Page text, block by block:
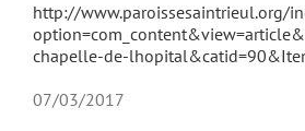
http://www.paroissesaintrieul.org/
chapelle-de-
07/03/2017